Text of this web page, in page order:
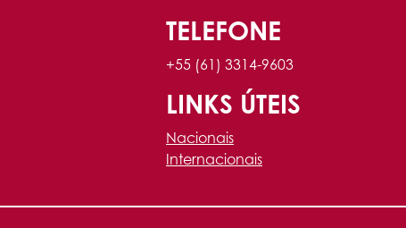
TELEFONE
+55 (61) 3314-9603
LINKS ÚTEIS
Nacionais
Internacionais